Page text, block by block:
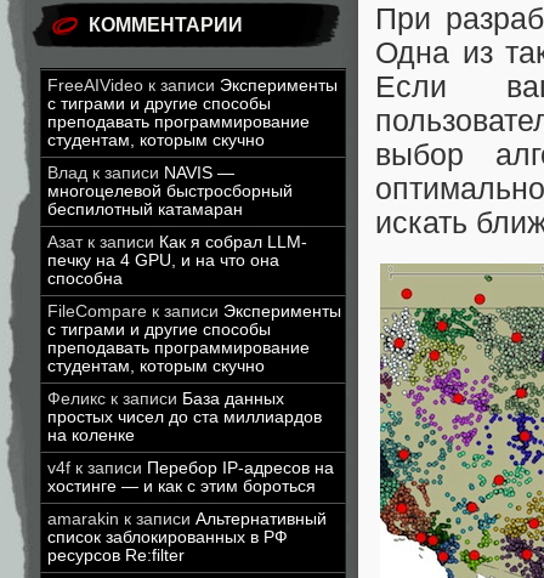
КОММЕНТАРИИ
FreeAIVideo к записи Эксперименты
с тиграми и другие способы
преподавать программирование
студентам, которым скучно
Влад к записи NAVIS —
многоцелевой быстросборный
беспилотный катамаран
Азатк записи Как я собрал LLM-
печку на 4 GPU, и на что она
способна
FileCompare к записи Эксперименты
с тиграми и другие способы
преподавать программирование
студентам, которым скучно
Феликс к записи База данных
простых чисел до ста миллиардов
на коленке
v4f к записи Перебор IP-адресов на
хостинге — и как с этим бороться
amarakin к записи Альтернативный
список заблокированных в РФ
ресурсов Re:filter
При
Одна из
Если
выбор
искать